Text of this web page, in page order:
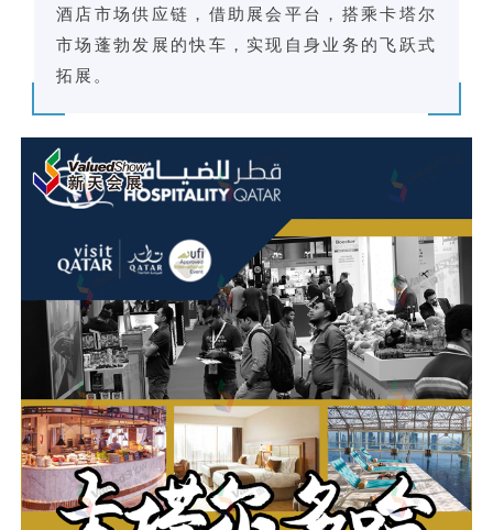
酒店市场供应链，借助展会平台，搭乘卡塔尔
市场蓬勃发展的快车，实现自身业务的飞跃式
拓展。